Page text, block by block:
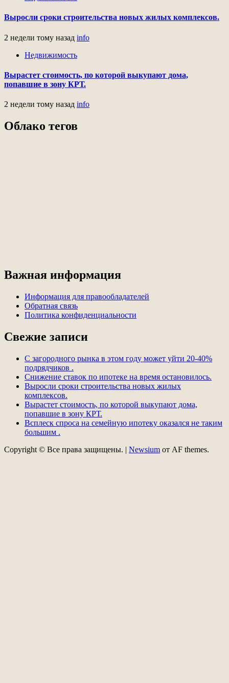
Выросли сроки строительства новых жилых комплексов.
2 недели тому назад info
Недвижимость
Вырастет стоимость, по которой выкупают дома,
попавшие в зону КРТ.
2 недели тому назад info
Облако тегов
Важная информация
Информация для правообладателей
Обратная связь
Политика конфиденциальности
Свежие записи
С загородного рынка в этом году может уйти 20-40%
подрядчиков .
Снижение ставок по ипотеке на время остановилось.
Выросли сроки строительства новых жилых
комплексов.
Вырастет стоимость, по которой выкупают дома,
попавшие в зону КРТ.
Всплеск спроса на семейную ипотеку оказался не таким
большим .
Copyright © Все права защищены. | Newsium от AF themes.